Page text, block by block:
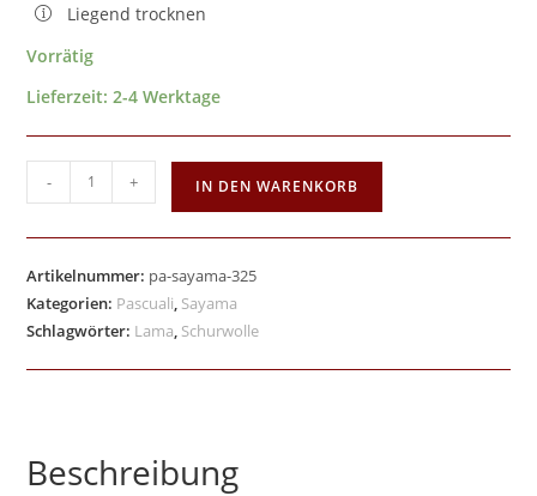
Liegend trocknen
Vorrätig
Lieferzeit:2-4 Werktage
- + IN DEN WARENKORB
Artikelnummer: pa-sayama-325
Kategorien: Pascuali, Sayama
Schlagwörter: Lama, Schurwolle
Beschreibung